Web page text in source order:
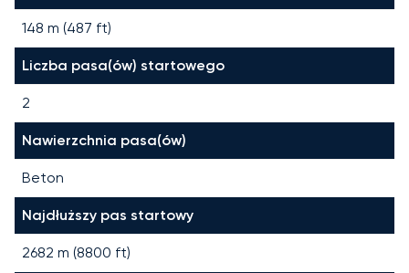
148 m (487 ft)
Liczba pasa(ów) startowego
2
Nawierzchnia pasa(ów)
Beton
Najdłuższy pas startowy
2682 m (8800 ft)